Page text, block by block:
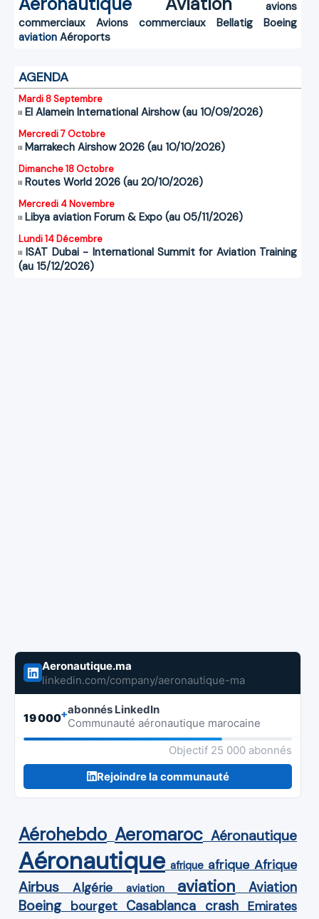
avions
commerciaux
Avions commerciaux Bellatig
Boeing
aviation Aéroports
AGENDA
Mardi 8 Septembre
El Alamein International Airshow (au 10/09/2026)
Mercredi 7 Octobre
Marrakech Airshow 2026 (au 10/10/2026)
Dimanche 18 Octobre
Routes World 2026 (au 20/10/2026)
Mercredi 4 Novembre
Libya aviation Forum & Expo (au 05/11/2026)
Lundi 14 Décembre
ISAT Dubai - International Summit for Aviation Training
(au 15/12/2026)
Aeronautique.ma
linkedin.com/company/aeronautique-ma
19 000+abonnés LinkedIn
Communauté aéronautique marocaine
Objectif 25 000 abonnés
Rejoindre la communauté
Aérohebdo Aeromaroc Aéronautique
Aéronautique afrique afrique Afrique
Airbus Algérie aviation aviation Aviation
Boeing bourget Casablanca crash Emirates